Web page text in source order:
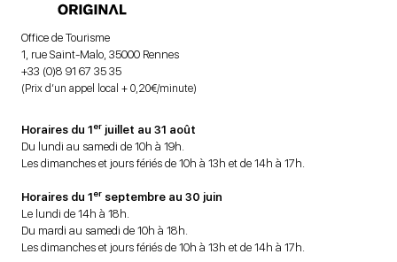
Office de Tourisme
1, rue Saint-Malo, 35000 Rennes
+33 (0)8 91 67 35 35
(Prix d’un appel local + 0,20€/minute)
Horaires du 1er juillet au 31 août
Du lundi au samedi de 10h à 19h.
Les dimanches et jours fériés de 10h à 13h et de 14h à 17h.
Horaires du 1er septembre au 30 juin
Le lundi de 14h à 18h.
Du mardi au samedi de 10h à 18h.
Les dimanches et jours fériés de 10h à 13h et de 14h à 17h.